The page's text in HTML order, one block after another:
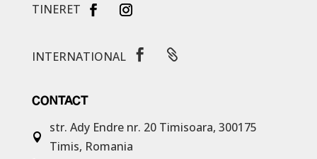
TINERET
INTERNATIONAL  
CONTACT

str. Ady Endre nr. 20 Timisoara, 300175
Timis, Romania